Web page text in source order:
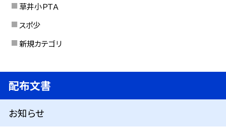
草井小ＰＴＡ
スポ少
新規カテゴリ
配布文書
お知らせ